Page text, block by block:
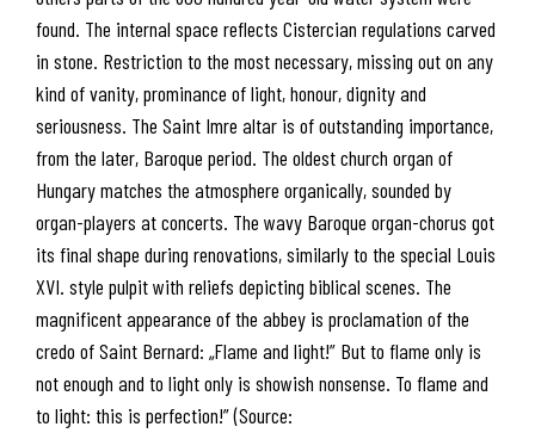
found. The internal space reflects Cistercian regulations carved
in stone. Restriction to the most necessary, missing out on any
kind of vanity, prominance of light, honour, dignity and
seriousness. The Saint Imre altar is of outstanding importance,
from the later, Baroque period. The oldest church organ of
Hungary matches the atmosphere organically, sounded by
organ-players at concerts. The wavy Baroque organ-chorus got
its final shape during renovations, similarly to the special Louis
XVI. style pulpit with reliefs depicting biblical scenes. The
magnificent appearance of the abbey is proclamation of the
credo of Saint Bernard: „Flame and light!” But to flame only is
not enough and to light only is showish nonsense. To flame and
to light: this is perfection!” (Source: